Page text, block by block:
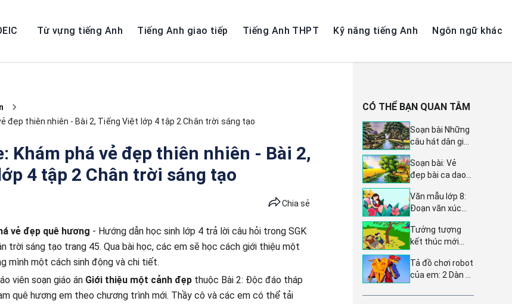
Từ vựng tiếng Anh Tiếng Anh giao tiếp Tiếng Anh THPT Kỹ năng tiếng Anh Ngôn ngữ khác
đẹp thiên nhiên - Bài 2, Tiếng Việt lớp 4 tập 2 Chân trời sáng tạo
Khám phá vẻ đẹp thiên nhiên - Bài 2,
4 tập 2 Chân trời sáng tạo
Chia sẻ
vẻ đẹp quê hương - Hướng dẫn học sinh lớp 4 trả lời câu hỏi trong SGK
trời sáng tạo trang 45. Qua bài học, các em sẽ học cách giới thiệu một
mình một cách sinh động và chi tiết.
viên soạn giáo án Giới thiệu một cảnh đẹpthuộc Bài 2: Độc đáo tháp
quê hương em theo chương trình mới. Thầy cô và các em có thể tải
CÓ THỂ BẠN QUAN TÂM
Soạn bài Những
câu hát dân gian
hương - Ngữ văn
lớp 6 sách Chân
tập 1 trang 61
Soạn bài: Vẻ
đẹp bài ca dao
đồng, ngó bên
tê đồng" - Ngữ
trời sáng tạo,
trang 66, tập 1
Văn mẫu lớp 8:
Đoạn văn xúc
ảnh và chi tiết
người mẹ khiến
nhất - 7 mẫu
hay
Tưởng tượng
kết thúc mới
khế - Văn mẫu
sáng tạo lớp 6
Tả đồ chơi robot
của em: 2 Dàn ý
văn mẫu tả đồ